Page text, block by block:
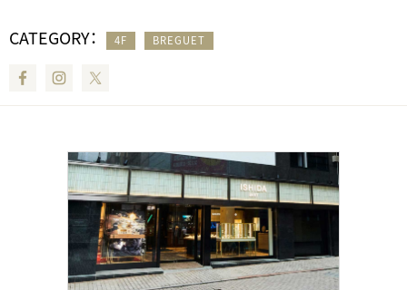
CATEGORY： 4F BREGUET
FacebookInstagram